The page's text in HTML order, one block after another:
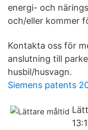
energi- och
och/eller kommer
Kontakta oss för
anslutning till
husbil/husvagn.
Siemens patents